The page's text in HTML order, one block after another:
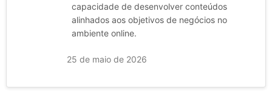
capacidade de desenvolver conteúdos
alinhados aos objetivos de negócios no
ambiente online.
25 de maio de 2026